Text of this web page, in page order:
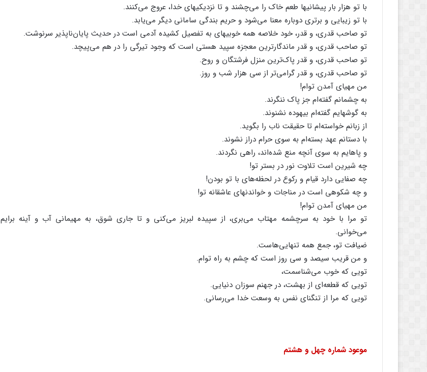
با تو هزار بار پیشانیها طعم‌ خاک‌ را می‌چشند و تا نزدیکیهای‌ خدا، عروج‌ می‌کنند.
با تو زیبایی‌ و برتری‌ دوباره‌ معنا می‌شود و حریم‌ بندگی‌ سامانی‌ دیگر می‌یابد.
تو صاحب‌ قدری‌، و قدر، خود خلاصه‌ همه‌ خوبیهای‌ به‌ تفصیل‌ کشیده‌ آدمی‌ است‌ در حدیث‌ پایان‌ناپذیر سرنوشت‌.
تو صاحب‌ قدری‌، و قدر ماندگارترین‌ معجزه‌ سپید هستی‌ است‌ که‌ وجود تیرگی‌ را در هم‌ می‌پیچد.
تو صاحب‌ قدری‌، و قدر پاک‌ترین‌ منزل‌ فرشتگان‌ و روح‌.
تو صاحب‌ قدری‌، و قدر گرامی‌تر از سی‌ هزار شب‌ و روز.
من‌ مهیای‌ آمدن‌ توام‌!
به‌ چشمانم‌ گفته‌ام‌ جز پاک‌ ننگرند.
به‌ گوشهایم‌ گفته‌ام‌ بیهوده‌ نشنوند.
از زبانم‌ خواسته‌ام‌ تا حقیقت‌ ناب‌ را بگوید.
با دستانم‌ عهد بسته‌ام‌ به‌ سوی‌ حرام‌ دراز نشوند.
و پاهایم‌ به‌ سوی‌ آنچه‌ منع‌ شده‌اند، راهی‌ نگردند.
چه‌ شیرین‌ است‌ تلاوت‌ نور در بستر تو!
چه‌ صفایی‌ دارد قیام‌ و رکوع‌ در لحظه‌های‌ با تو بودن‌!
و چه‌ شکوهی‌ است‌ در مناجات‌ و خواندنهای‌ عاشقانه‌ تو!
من‌ مهیای‌ آمدن‌ توام‌!
تو مرا با خود به‌ سرچشمه‌ مهتاب‌ می‌بری‌، از سپیده‌ لبریز می‌کنی‌ و تا جاری‌ شوق‌، به‌ مهیمانی‌ آب‌ و آینه‌ برایم‌
می‌خوانی‌.
ضیافت‌ تو، جمع‌ همه‌ تنهایی‌هاست‌.
و من‌ قریب‌ سیصد و سی‌ روز است‌ که‌ چشم‌ به‌ راه‌ توام‌.
تویی‌ که‌ خوب‌ می‌شناسمت‌،
تویی‌ که‌ قطعه‌ای‌ از بهشت‌، در جهنم‌ سوزان‌ دنیایی‌.
تویی‌ که‌ مرا از تنگنای‌ نفس‌ به‌ وسعت‌ خدا می‌رسانی‌.
موعود شماره‌ چهل‌ و هشتم‌